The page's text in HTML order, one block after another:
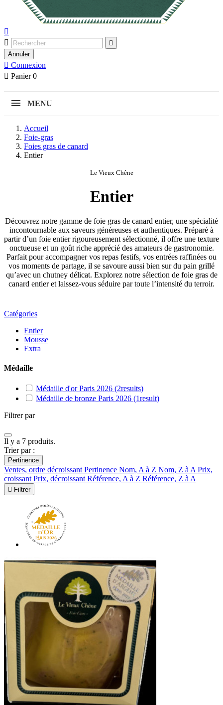



Annuler
 Connexion
 Panier 0
MENU
Accueil
Foie-gras
Foies gras de canard
Entier
Le Vieux Chêne
Entier
Découvrez notre gamme de foie gras de canard entier, une spécialité
incontournable aux saveurs généreuses et authentiques. Préparé à
partir d’un foie entier rigoureusement sélectionné, il offre une texture
onctueuse et un goût riche apprécié des amateurs de gastronomie.
Parfait pour accompagner vos repas festifs, vos entrées raffinées ou
vos moments de partage, il se savoure aussi bien sur du pain grillé
qu’avec un chutney délicat. Explorez notre sélection de foie gras de
canard entier et laissez-vous séduire par toute l’intensité du terroir.
Catégories
Entier
Mousse
Extra
Médaille
Médaille d'or Paris 2026 (2results)
Médaille de bronze Paris 2026 (1result)
Filtrer par
Il y a 7 produits.
Trier par :
Pertinence
Ventes, ordre décroissantPertinence Nom, A à Z Nom, Z à APrix,
croissantPrix, décroissantRéférence, A à Z Référence, Z à A
 Filtrer